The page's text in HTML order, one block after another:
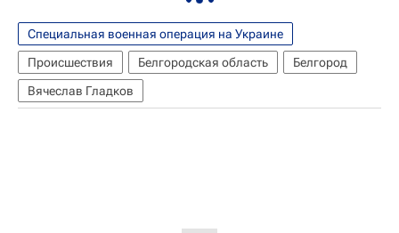
Специальная военная операция на Украине
Происшествия
Белгородская область
Белгород
Вячеслав Гладков